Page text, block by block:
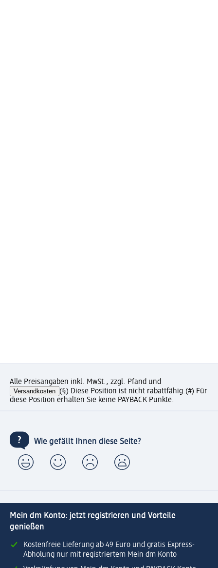
Alle Preisangaben inkl. MwSt., zzgl. Pfand und
Versandkosten (§) Diese Position ist nicht rabattfähig.(#) Für
diese Position erhalten Sie keine PAYBACK Punkte.
Wie gefällt Ihnen diese Seite?
Mein dm Konto: jetzt registrieren und Vorteile
genießen
Kostenfreie Lieferung ab 49 Euro und gratis Express-
Abholung nur mit registriertem Mein dm Konto